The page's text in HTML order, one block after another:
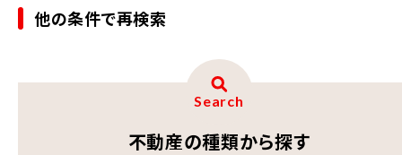
他の条件で再検索
Search
不動産の種類から探す